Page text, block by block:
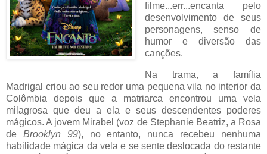
filme...err...encanta pelo
desenvolvimento de seus
personagens, senso de
humor e diversão das
canções.
Na trama, a família
Madrigal criou ao seu redor uma pequena vila no interior da
Colômbia depois que a matriarca encontrou uma vela
milagrosa que deu a ela e seus descendentes poderes
mágicos. A jovem Mirabel (voz de Stephanie Beatriz, a Rosa
de Brooklyn 99), no entanto, nunca recebeu nenhuma
habilidade mágica da vela e se sente deslocada do restante